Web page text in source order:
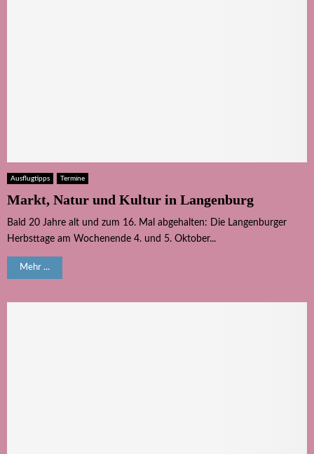
Ausflugtipps Termine
Markt, Natur und Kultur in Langenburg
Bald 20 Jahre alt und zum 16. Mal abgehalten: Die Langenburger
Herbsttage am Wochenende 4. und 5. Oktober...
Mehr ...